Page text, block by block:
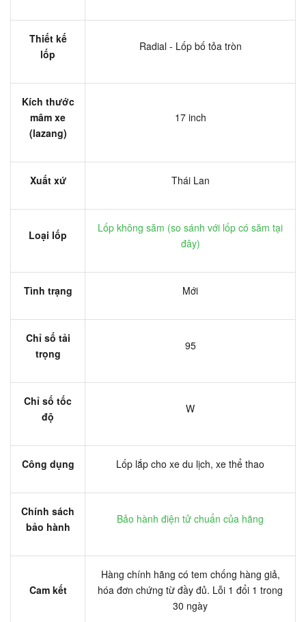
Thiết kế
lốp
Radial - Lốp bố tỏa tròn
Kích thước
mâm xe
(lazang)
17 inch
Xuất xứ Thái Lan
Loại lốp
Lốp không săm (so sánh với lốp có săm tại
đây)
Tình trạng Mới
Chỉ số tải
trọng
95
Chỉ số tốc
độ
W
Công dụng Lốp lắp cho xe du lịch, xe thể thao
Chính sách
bảo hành
Bảo hành điện tử chuẩn của hãng
Cam kết
Hàng chính hãng có tem chống hàng giả,
hóa đơn chứng từ đầy đủ. Lỗi 1 đổi 1 trong
30 ngày